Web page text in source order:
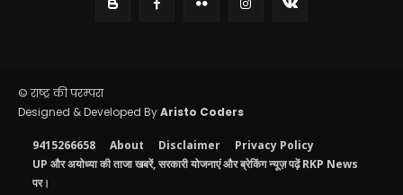
© राष्ट्र की परम्परा
Designed & Developed ByAristo Coders
9415266658 About Disclaimer
Privacy Policy
UP और अयोध्या की ताजा खबरें, सरकारी योजनाएं और ब्रेकिंग न्यूज़ पढ़ें RKP News
पर।